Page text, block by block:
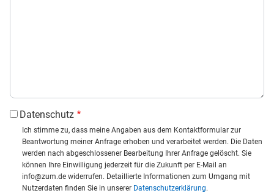
Datenschutz
Ich stimme zu, dass meine Angaben aus dem Kontaktformular zur
Beantwortung meiner Anfrage erhoben und verarbeitet werden. Die Daten
werden nach abgeschlossener Bearbeitung Ihrer Anfrage gelöscht. Sie
können Ihre Einwilligung jederzeit für die Zukunft per E-Mail an
info@zum.de widerrufen. Detaillierte Informationen zum Umgang mit
Nutzerdaten finden Sie in unserer Datenschutzerklärung.